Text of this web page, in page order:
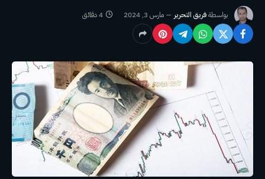
بواسطةفريق التحرير مارس 3, 2024 4 دقائق